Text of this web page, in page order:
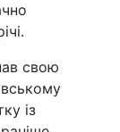
свою
із